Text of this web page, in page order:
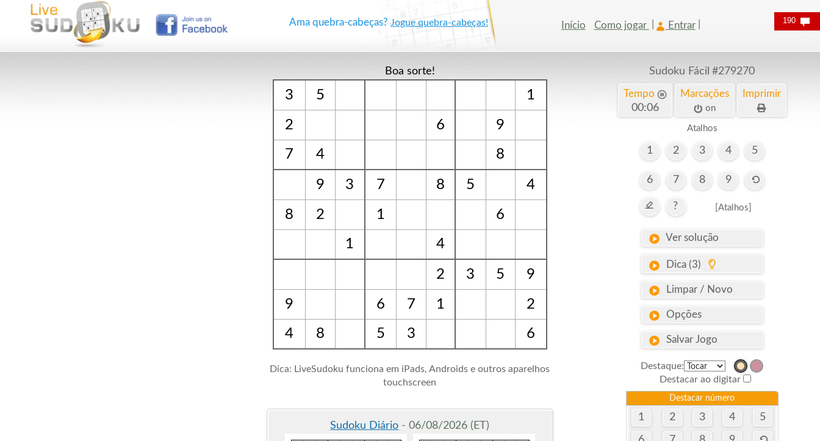
Ama quebra-cabeças? Jogue quebra-cabeças! Início Como jogar Entrar
Boa sorte!
3 5 1
2 6
9
7
4 8
9 3 7 8 5 4
8 2 1
6
1
4
2 3 5 9
9 6 7 1
2
4
8 5 3 6
Dica: LiveSudoku funciona em iPads, Androids e outros aparelhos
touchscreen
Sudoku Diário - 06/08/2026 (ET)
Sudoku Fácil #279270
Tempo
00:07
Marcações
on
Imprimir
Atalhos
1 2 3 4 5
6 7 8 9
? [Atalhos]
Ver solução
Dica (3)
Limpar / Novo
Opções
Salvar Jogo
Destaque:
Destacar ao digitar
Destacar número
1 2 3 4 5
190